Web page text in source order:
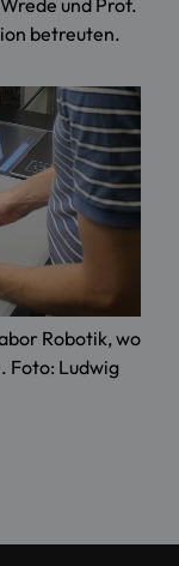
und Prof.
betreuten.
Robotik, wo
Foto: Ludwig